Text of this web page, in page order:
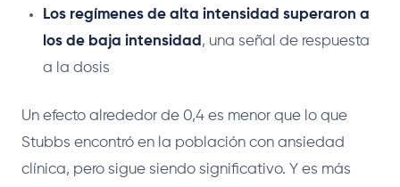
Los regímenes de alta intensidad superaron a
los de baja intensidad , una señal de respuesta
a la dosis
Un efecto alrededor de 0,4 es menor que lo que
Stubbs encontró en la población con ansiedad
clínica, pero sigue siendo significativo. Y es más